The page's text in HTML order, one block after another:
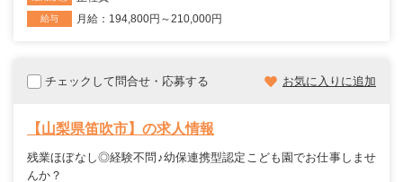
給与 月給：194,800円～210,000円
チェックして問合せ・応募する お気に入りに追加
【山梨県笛吹市】の求人情報
残業ほぼなし◎経験不問♪幼保連携型認定こども園でお仕事しませ
んか？